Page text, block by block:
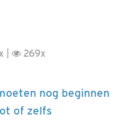
| 269x
nog beginnen
of zelfs